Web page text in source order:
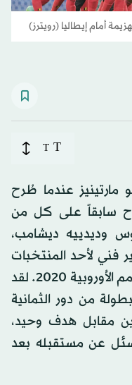
أمام إيطاليا (رويترز)
T
T
مارتينيز عندما طُرح
سابقاً على كل من
وديدييه ديشامب،
فني لأحد المنتخبات
الكبيرة التي تودع بطولة كأس الأمم الأوروبية 2020. لقد
من دور الثمانية
مقابل هدف وحيد،
سئل عن مستقبله بعد